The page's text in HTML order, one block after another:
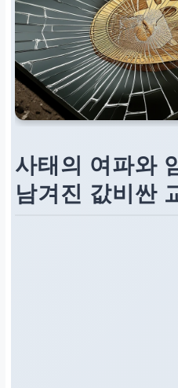
사태의 여파와
남겨진 값비싼